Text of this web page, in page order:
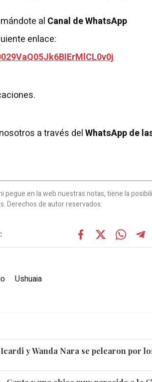
al Canal de WhatsApp
enlace:
a través delWhatsApp de
en la web nuestras notas, tiene la
Derechos de autor reservados.
Ushuaia
y Wanda Nara se pelearon por